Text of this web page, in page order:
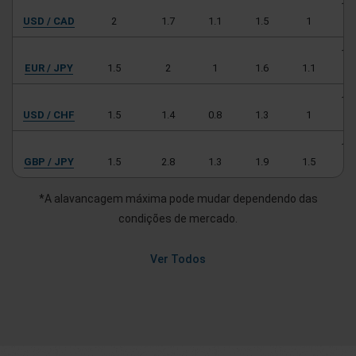
USD / CAD 2 1.7 1.1 1.5 1
EUR / JPY 1.5 2 1 1.6 1.1
USD / CHF 1.5 1.4 0.8 1.3 1
GBP / JPY 1.5 2.8 1.3 1.9 1.5
*A alavancagem máxima pode mudar dependendo das
condições de mercado.
Ver Todos